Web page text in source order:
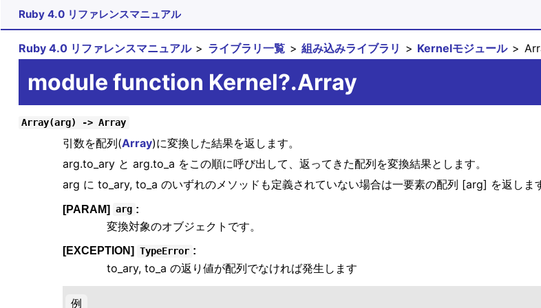
Ruby 4.0 リファレンスマニュアル
Ruby 4.0 リファレンスマニュアル ライブラリ一覧 組み込みライブラリ Kernelモジュール
module function Kernel?.Array
Array(arg) -> Array
引数を配列(Array)に変換した結果を返します。
arg.to_ary と arg.to_a をこの順に呼び出して、返ってきた配列を変換結果とします。
arg に to_ary, to_a のいずれのメソッドも定義されていない場合は一要素の配列 [arg] を返しま
[PARAM] arg :
変換対象のオブジェクトです。
[EXCEPTION] TypeError :
to_ary, to_a の返り値が配列でなければ発生します
例